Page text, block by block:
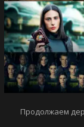
Продолжаем